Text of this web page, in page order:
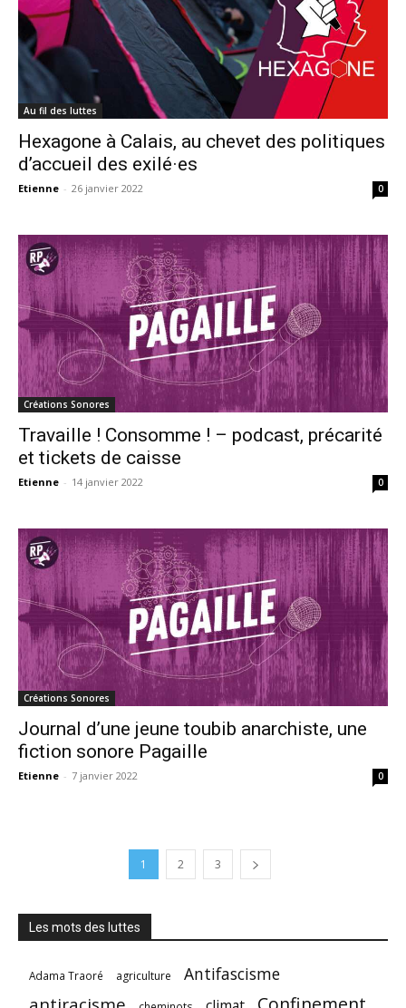
Au fil des luttes
Hexagone à Calais, au chevet des politiques
d’accueil des exilé·es
Etienne - 26 janvier 2022 0
Créations Sonores
Travaille ! Consomme ! – podcast, précarité
et tickets de caisse
Etienne - 14 janvier 2022 0
Créations Sonores
Journal d’une jeune toubib anarchiste, une
fiction sonore Pagaille
Etienne - 7 janvier 2022 0
1 2 3
Les mots des luttes
Adama Traoré agriculture Antifascisme